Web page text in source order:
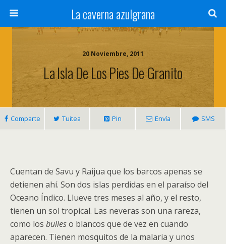
La caverna azulgrana
20 Noviembre, 2011
La Isla De Los Pies De Granito
Comparte Tuitea Pin Envía SMS
Cuentan de Savu y Raijua que los barcos apenas se
detienen ahí. Son dos islas perdidas en el paraíso del
Oceano Índico. Llueve tres meses al año, y el resto,
tienen un sol tropical. Las neveras son una rareza,
como los bulleso blancos que de vez en cuando
aparecen. Tienen mosquitos de la malaria y unos